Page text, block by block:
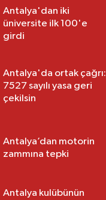
Antalya'dan iki
üniversite ilk 100'e
girdi
Antalya'da ortak çağrı:
7527 sayılı yasa geri
çekilsin
Antalya’dan motorin
zammına tepki
Antalya kulübünün